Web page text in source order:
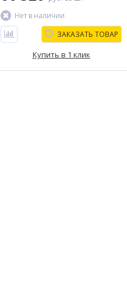
Нет в наличии
ЗАКАЗАТЬ ТОВАР
Купить в 1 клик